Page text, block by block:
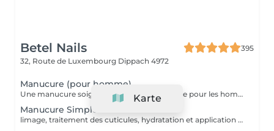
Betel Nails
395
32, Route de Luxembourg Dippach 4972
Manucure (pour homme)
Une manucure soignée spécialement conçue pour les hommes. Nettoyage des cuticules, limage des ongles, hydratation des mains, et finition naturelle. Idéal pour une apparence propre et professionnelle.
Manucure Simple
limage, traitement des cuticules, hydratation et application d'un vernis transparent ou coloré classique. Parfait pour un entretien régulier.
Karte